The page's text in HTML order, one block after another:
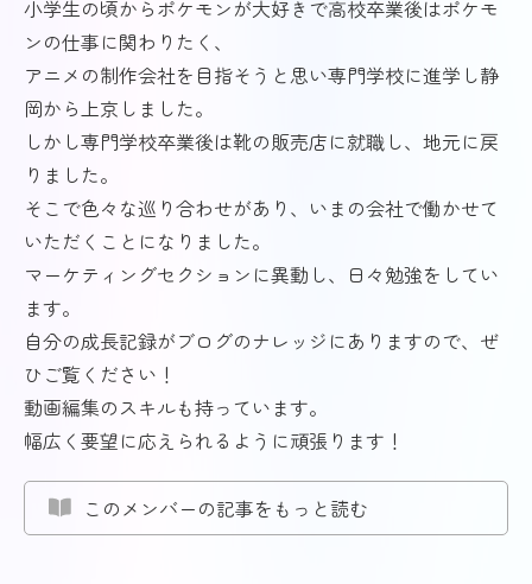
小学生の頃からポケモンが大好きで高校卒業後はポケモ
ンの仕事に関わりたく、
アニメの制作会社を目指そうと思い専門学校に進学し静
岡から上京しました。
しかし専門学校卒業後は靴の販売店に就職し、地元に戻
りました。
そこで色々な巡り合わせがあり、いまの会社で働かせて
いただくことになりました。
マーケティングセクションに異動し、日々勉強をしてい
ます。
自分の成長記録がブログのナレッジにありますので、ぜ
ひご覧ください！
動画編集のスキルも持っています。
幅広く要望に応えられるように頑張ります！
このメンバーの記事をもっと読む